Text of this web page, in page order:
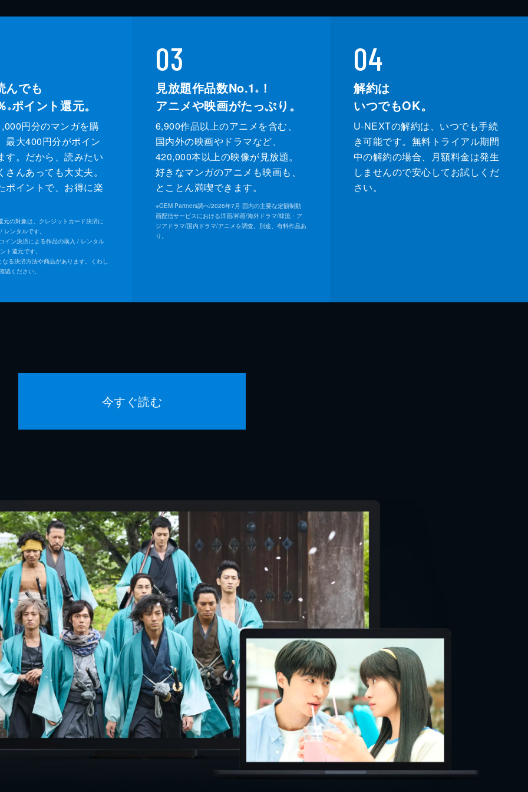
んでも
※ポイント還元。
円分のマンガを購
最大400円分がポイン
す。だから、読みたい
さんあっても大丈夫。
ポイントで、お得に楽
元の対象は、クレジットカード決済に
ンタルです。
イン決済による作品の購入 / レンタル
ト還元です。
なる決済方法や商品があります。くわし
認ください。
03
見放題作品数No.1 ※
！
アニメや映画がたっぷり。
6,900作品以上のアニメを含む、
国内外の映画やドラマなど、
420,000本以上の映像が見放題。
好きなマンガのアニメも映画も、
とことん満喫できます。
※GEM Partners調べ/2026年7⽉ 国内の主要な定額制動
画配信サービスにおける洋画/邦画/海外ドラマ/韓流・ア
ジアドラマ/国内ドラマ/アニメを調査。別途、有料作品あ
り。
04
解約は
いつでもOK。
U-NEXTの解約は、いつでも手続
き可能です。無料トライアル期間
中の解約の場合、月額料金は発生
しませんので安心してお試しくだ
さい。
今すぐ読む